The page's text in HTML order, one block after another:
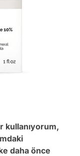
kullanıyorum,
daha önce